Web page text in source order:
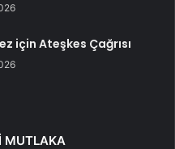
için Ateşkes Çağrısı
MUTLAKA